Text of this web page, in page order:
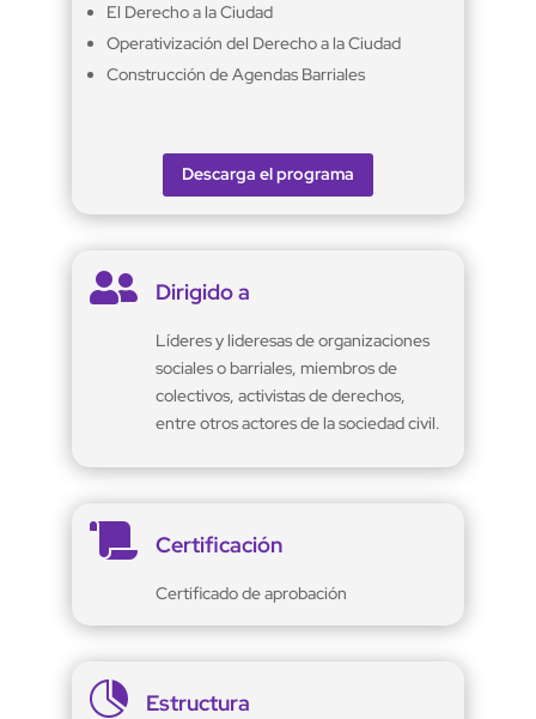
El Derecho a la Ciudad
Operativización del Derecho a la Ciudad
Construcción de Agendas Barriales
Descarga el programa
 Dirigido a
Líderes y lideresas de organizaciones
sociales o barriales, miembros de
colectivos, activistas de derechos,
entre otros actores de la sociedad civil.
 Certificación
Certificado de aprobación
 Estructura